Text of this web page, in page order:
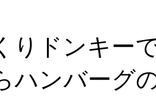
りドンキー
ハンバーグ